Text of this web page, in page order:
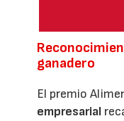
ganadero
El premio
empresarial